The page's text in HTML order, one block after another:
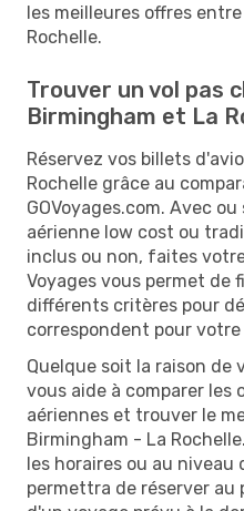
les meilleures offres
Rochelle.
Trouver un vol pas
Birmingham et La
Réservez vos billets
Rochelle grâce au
GOVoyages.com. Avec
aérienne low cost ou
inclus ou non, faites
Voyages vous permet de
différents critères pour
correspondent pour votre
Quelque soit la raison de
vous aide à comparer les
aériennes et trouver le
Birmingham - La
les horaires ou au
permettra de réserver au